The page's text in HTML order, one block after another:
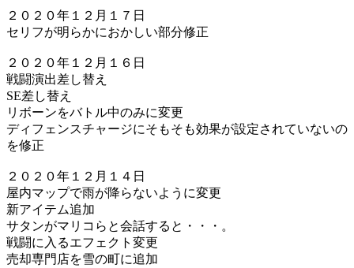
２０２０年１２月１７日
セリフが明らかにおかしい部分修正
２０２０年１２月１６日
戦闘演出差し替え
SE差し替え
リボーンをバトル中のみに変更
ディフェンスチャージにそもそも効果が設定されていないの
を修正
２０２０年１２月１４日
屋内マップで雨が降らないように変更
新アイテム追加
サタンがマリコらと会話すると・・・。
戦闘に入るエフェクト変更
売却専門店を雪の町に追加